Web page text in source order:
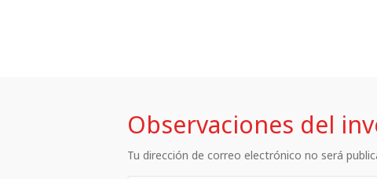
Observaciones del
Tu dirección de correo electrónico no será